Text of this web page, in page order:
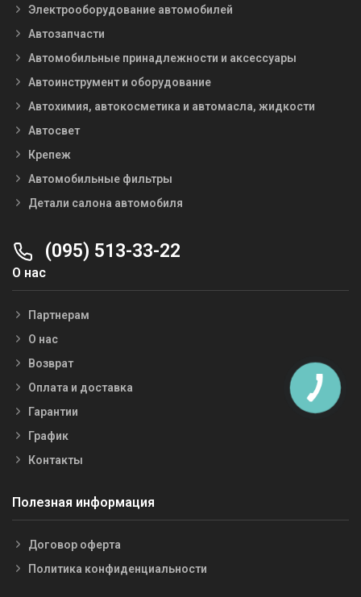
Электрооборудование автомобилей
Автозапчасти
Автомобильные принадлежности и аксессуары
Автоинструмент и оборудование
Автохимия, автокосметика и автомасла, жидкости
Автосвет
Крепеж
Автомобильные фильтры
Детали салона автомобиля
(095) 513-33-22
О нас
Партнерам
О нас
Возврат
Оплата и доставка
Гарантии
График
Контакты
Полезная информация
Договор оферта
Политика конфиденциальности